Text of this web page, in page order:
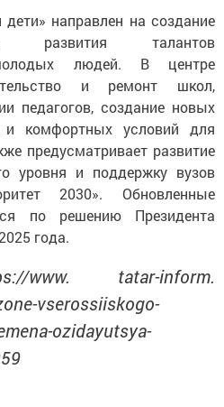
направлен на создание
развития талантов
людей. В центре
и ремонт школ,
педагогов, создание новых
и комфортных условий для
предусматривает развитие
уровня и поддержку вузов
2030». Обновленные
по решению Президента
года.
www. tatar-inform.
vserossiiskogo-
ozidayutsya-